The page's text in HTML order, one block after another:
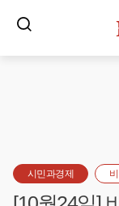
시민과경제